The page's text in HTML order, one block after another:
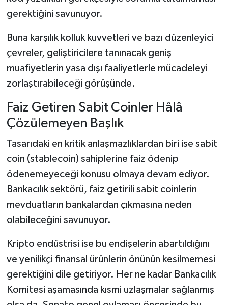
gerektiğini savunuyor.
Buna karşılık kolluk kuvvetleri ve bazı düzenleyici
çevreler, geliştiricilere tanınacak geniş
muafiyetlerin yasa dışı faaliyetlerle mücadeleyi
zorlaştırabileceği görüşünde.
Faiz Getiren Sabit Coinler Hâlâ
Çözülemeyen Başlık
Tasarıdaki en kritik anlaşmazlıklardan biri ise sabit
coin (stablecoin) sahiplerine faiz ödenip
ödenemeyeceği konusu olmaya devam ediyor.
Bankacılık sektörü, faiz getirili sabit coinlerin
mevduatların bankalardan çıkmasına neden
olabileceğini savunuyor.
Kripto endüstrisi ise bu endişelerin abartıldığını
ve yenilikçi finansal ürünlerin önünün kesilmemesi
gerektiğini dile getiriyor. Her ne kadar Bankacılık
Komitesi aşamasında kısmi uzlaşmalar sağlanmış